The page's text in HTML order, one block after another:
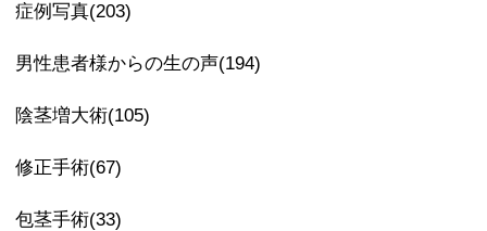
症例写真(203)
男性患者様からの生の声(194)
陰茎増大術(105)
修正手術(67)
包茎手術(33)